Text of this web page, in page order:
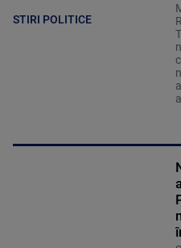
STIRI POLITICE